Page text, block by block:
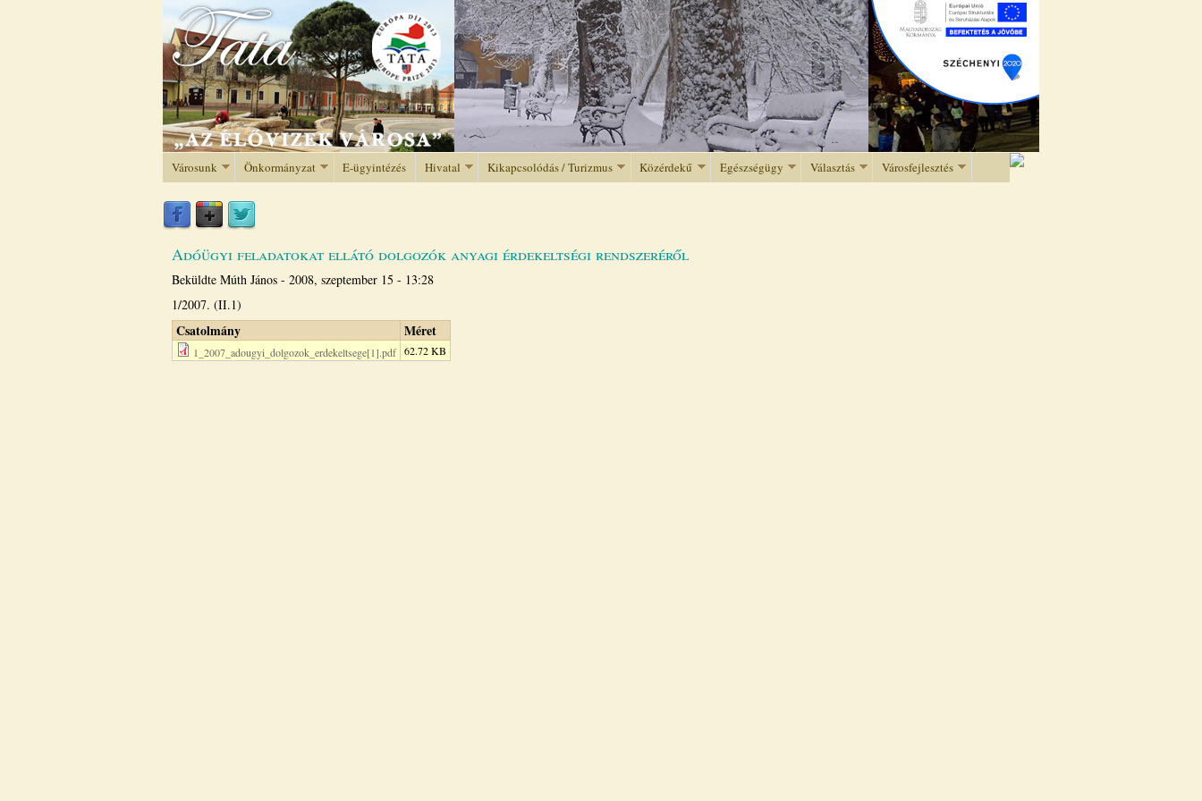
Jump to navigation
Városunk Önkormányzat E-ügyintézés Hivatal Kikapcsolódás / Turizmus Közérdekű Egészségügy Választás Városfejlesztés
Adóügyi feladatokat ellátó dolgozók anyagi érdekeltségi rendszeréről
Beküldte Múth János - 2008, szeptember 15 - 13:28
1/2007. (II.1)
Csatolmány Méret
1_2007_adougyi_dolgozok_erdekeltsege[1].pdf 62.72 KB